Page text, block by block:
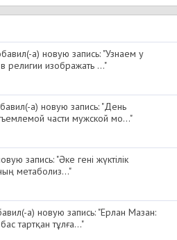
а) новую запись: "Узнаем у
религии изображать ..."
а) новую запись: "День
части мужской мо..."
запись: "Әке гені жүктілік
метаболиз..."
а) новую запись: "Ерлан Мазан:
тартқан тұлға..."